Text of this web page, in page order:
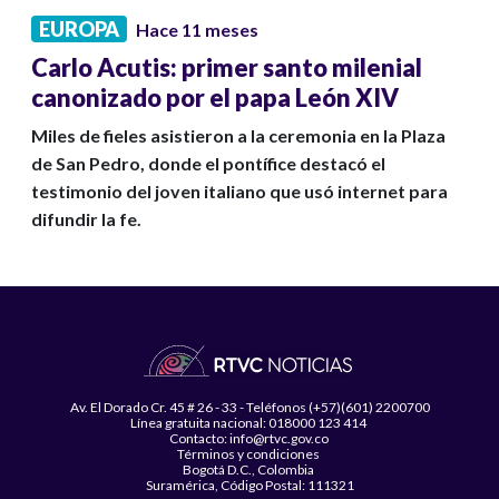
EUROPA Hace 11 meses
Carlo Acutis: primer santo milenial
canonizado por el papa León XIV
Miles de fieles asistieron a la ceremonia en la Plaza
de San Pedro, donde el pontífice destacó el
testimonio del joven italiano que usó internet para
difundir la fe.
Av. El Dorado Cr. 45 # 26 - 33 - Teléfonos (+57)(601) 2200700
Línea gratuita nacional: 018000 123 414
Contacto: info@rtvc.gov.co
Términos y condiciones
Bogotá D.C., Colombia
Suramérica, Código Postal: 111321